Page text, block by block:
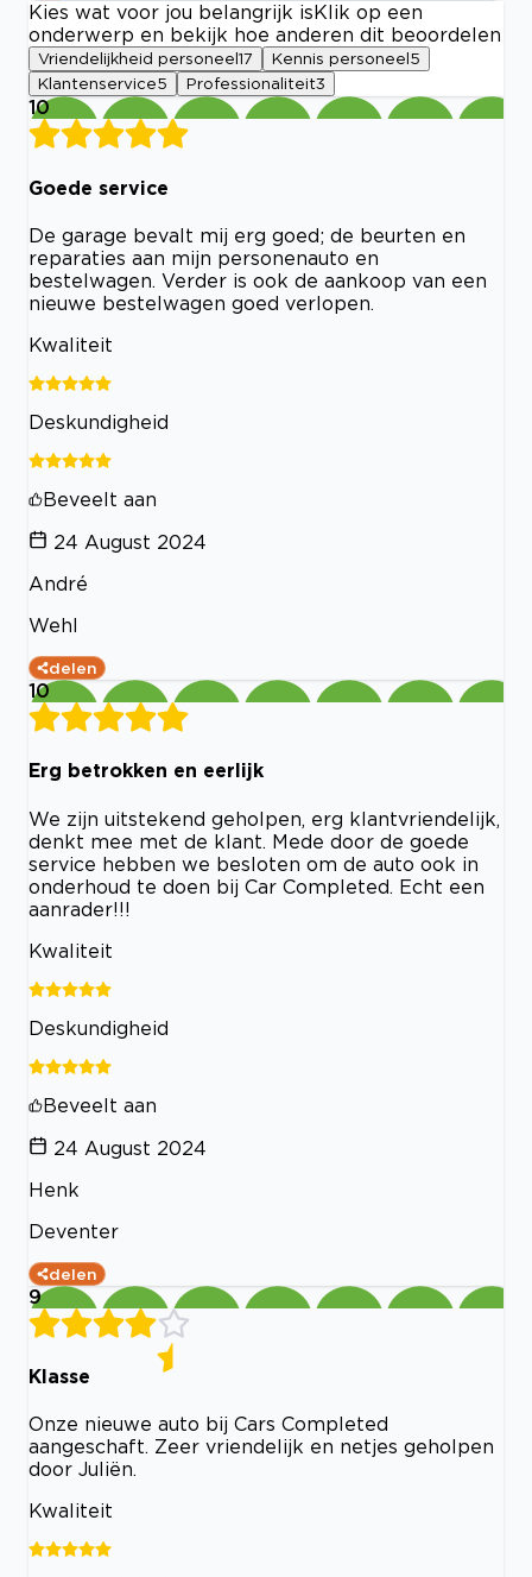
Kies wat voor jou belangrijk is Klik op een
onderwerp en bekijk hoe anderen dit beoordelen
Vriendelijkheid personeel 17 Kennis personeel 5
Klantenservice5 Professionaliteit3
10
Goede service
De garage bevalt mij erg goed; de beurten en
reparaties aan mijn personenauto en
bestelwagen. Verder is ook de aankoop van een
nieuwe bestelwagen goed verlopen.
Kwaliteit
Deskundigheid
Beveelt aan
24 August 2024
André
Wehl
delen
10
Erg betrokken en eerlijk
We zijn uitstekend geholpen, erg klantvriendelijk,
denkt mee met de klant. Mede door de goede
service hebben we besloten om de auto ook in
onderhoud te doen bij Car Completed. Echt een
aanrader!!!
Kwaliteit
Deskundigheid
Beveelt aan
24 August 2024
Henk
Deventer
delen
9
Klasse
Onze nieuwe auto bij Cars Completed
aangeschaft. Zeer vriendelijk en netjes geholpen
door Juliën.
Kwaliteit